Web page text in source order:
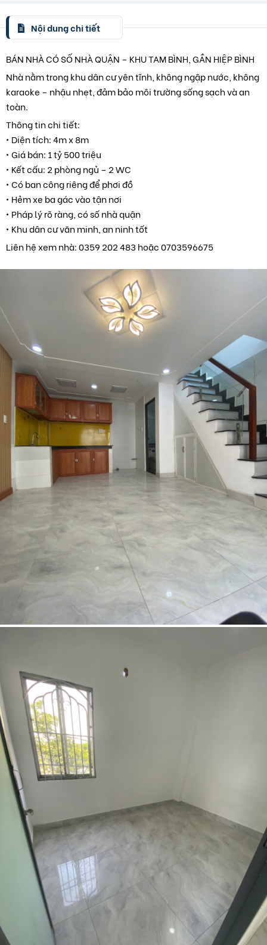
Nội dung chi tiết
BÁN NHÀ CÓ SỐ NHÀ QUẬN – KHU TAM BÌNH, GẦN HIỆP BÌNH
Nhà nằm trong khu dân cư yên tĩnh, không ngập nước, không
karaoke – nhậu nhẹt, đảm bảo môi trường sống sạch và an
toàn.
Thông tin chi tiết:
• Diện tích: 4m x 8m
• Giá bán: 1 tỷ 500 triệu
• Kết cấu: 2 phòng ngủ – 2 WC
• Có ban công riêng để phơi đồ
• Hẻm xe ba gác vào tận nơi
• Pháp lý rõ ràng, có số nhà quận
• Khu dân cư văn minh, an ninh tốt
Liên hệ xem nhà: 0359 202 483 hoặc 0703596675